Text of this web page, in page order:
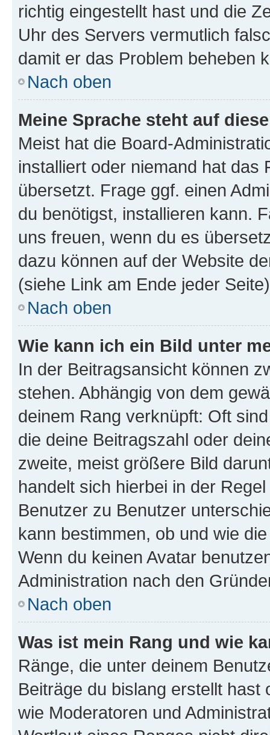
richtig eingestellt hast und die
Uhr des Servers vermutlich
damit er das Problem beheben
Nach oben
Meine Sprache steht auf
Meist hat die Board-
installiert oder niemand hat das
übersetzt. Frage ggf. einen
du benötigst, installieren kann.
uns freuen, wenn du es
dazu können auf der Website
(siehe Link am Ende jeder
Nach oben
Wie kann ich ein Bild unter
In der Beitragsansicht können
stehen. Abhängig von dem
deinem Rang verknüpft: Oft
die deine Beitragszahl oder
zweite, meist größere Bild
handelt sich hierbei in der
Benutzer zu Benutzer
kann bestimmen, ob und wie
Wenn du keinen Avatar
Administration nach den
Nach oben
Was ist mein Rang und wie
Ränge, die unter deinem
Beiträge du bislang erstellt
wie Moderatoren und